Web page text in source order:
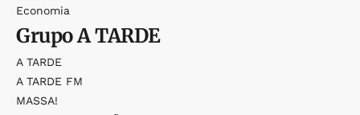
Economia
GrupoA TARDE
A TARDE
A TARDE FM
MASSA!